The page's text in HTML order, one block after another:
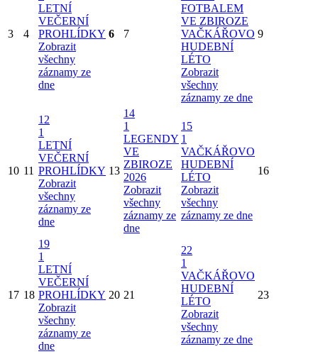
3 4
LETNÍ
VEČERNÍ
PROHLÍDKY
Zobrazit
všechny
záznamy ze
dne
6 7
FOTBALEM
VE ZBIROZE
VAČKÁŘOVO
HUDEBNÍ
LÉTO
Zobrazit
všechny
záznamy ze dne
9
10 11
12
1
LETNÍ
VEČERNÍ
PROHLÍDKY
Zobrazit
všechny
záznamy ze
dne
13
14
1
LEGENDY
VE
ZBIROZE
2026
Zobrazit
všechny
záznamy ze
dne
15
1
VAČKÁŘOVO
HUDEBNÍ
LÉTO
Zobrazit
všechny
záznamy ze dne
16
17 18
19
1
LETNÍ
VEČERNÍ
PROHLÍDKY
Zobrazit
všechny
záznamy ze
dne
20 21
22
1
VAČKÁŘOVO
HUDEBNÍ
LÉTO
Zobrazit
všechny
záznamy ze dne
23